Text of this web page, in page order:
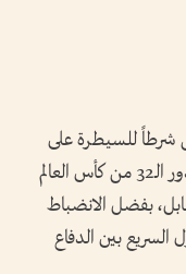
شرطاً للسيطرة على
مباراته أمام منتخب البوسنة والهرسك في الدور الـ32 من كأس العالم
بفضل الانضباط
السريع بين الدفاع